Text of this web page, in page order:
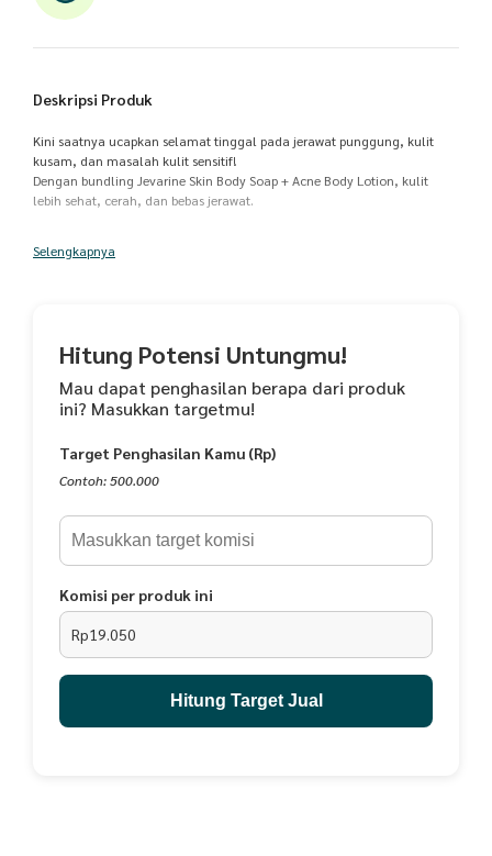
Deskripsi Produk
Kini saatnya ucapkan selamat tinggal pada jerawat punggung, kulit
kusam, dan masalah kulit sensitif!
Dengan bundling Jevarine Skin Body Soap + Acne Body Lotion, kulit
lebih sehat, cerah, dan bebas jerawat.
Sabun tubuh alami yang lembut, membersihkan kulit tanpa membuat
Lotion khusus untuk kulit berjerawat & kusam, diformulasikan dengan
Centella Asiatica, Panthenol, Ceramide 3, dan Hyaluronic Acid.
Mencerahkan kulit kusam
Melembapkan & memperbaiki skin barrier
Manfaat Bundling
Membantu mencerahkan kulit kusam
Melembapkan & menutrisi kulit
Aman untuk kulit sensitif & ruam
Halal & terdaftar di BPOM
Selengkapnya
Hitung Potensi Untungmu!
Mau dapat penghasilan berapa dari produk
ini? Masukkan targetmu!
Target Penghasilan Kamu (Rp)
Contoh: 500.000
Komisi per produk ini
Rp19.050
Hitung Target Jual